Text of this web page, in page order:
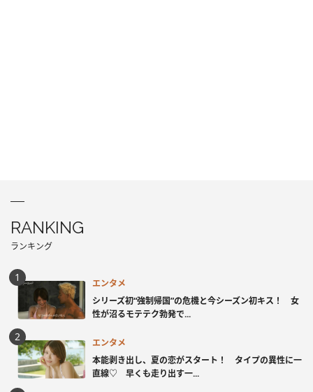
RANKING
ランキング
エンタメ
シリーズ初“強制帰国”の危機と今シーズン初キス！ 女
性が沼るモテテク勃発で...
エンタメ
本能剥き出し、夏の恋がスタート！ タイプの異性に一
直線♡ 早くも走り出す一...